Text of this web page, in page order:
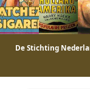
De Stichting